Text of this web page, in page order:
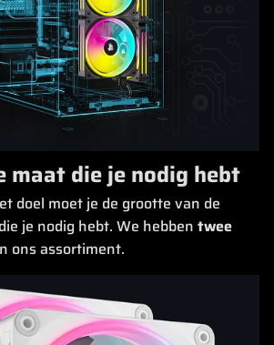
maat die je nodig hebt
doel moet je de grootte van de
je nodig hebt. We hebben twee
ons assortiment.